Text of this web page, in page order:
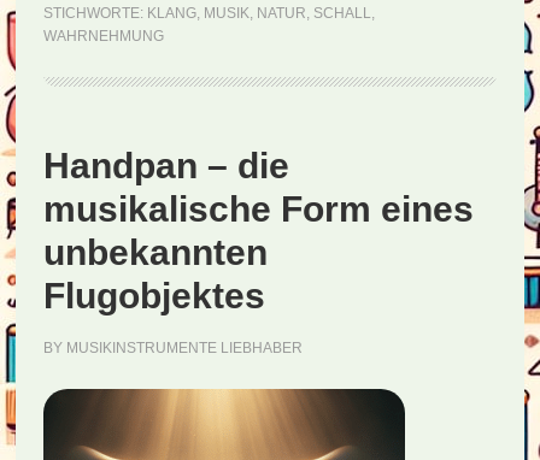
Betrachtung
akustischen
des
Lebens
STICHWORTE: KLANG, MUSIK, NATUR, SCHALL,
WAHRNEHMUNG
Handpan – die
musikalische Form eines
unbekannten
Flugobjektes
BY MUSIKINSTRUMENTE LIEBHABER